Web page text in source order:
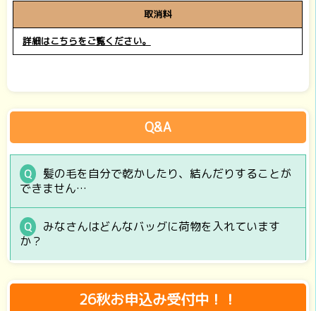
取消料
詳細はこちらをご覧ください。
Q&A
髪の毛を自分で乾かしたり、結んだりすることが
できません…
みなさんはどんなバッグに荷物を入れています
か？
26秋お申込み受付中！！